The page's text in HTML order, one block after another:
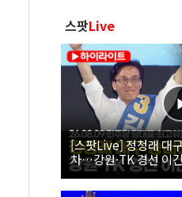
스팟Live
[스팟Live] 정청래 대
차…강원·TK 경선 이
26.08.09 더불어민주
보 대구·경북 합동연설